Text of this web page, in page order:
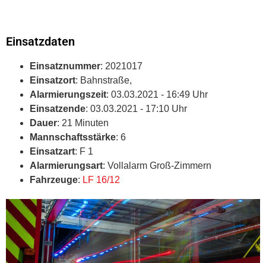
Einsatzdaten
Einsatznummer: 2021017
Einsatzort: Bahnstraße,
Alarmierungszeit: 03.03.2021 - 16:49 Uhr
Einsatzende: 03.03.2021 - 17:10 Uhr
Dauer: 21 Minuten
Mannschaftsstärke: 6
Einsatzart: F 1
Alarmierungsart: Vollalarm Groß-Zimmern
Fahrzeuge: LF 16/12